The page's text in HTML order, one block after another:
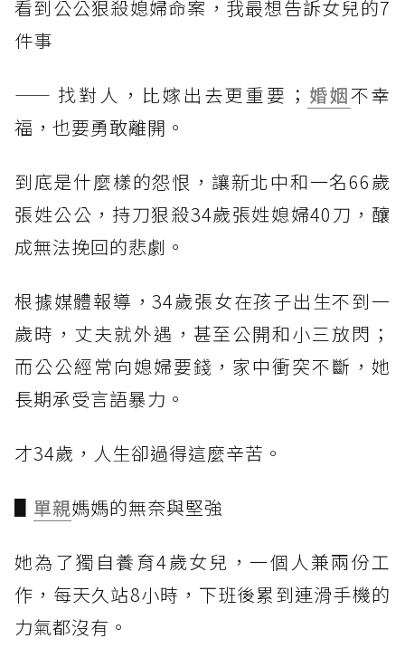
看到公公狠殺媳婦命案，我最想告訴女兒的7
件事
—— 找對人，比嫁出去更重要； 婚姻不幸
福，也要勇敢離開。
到底是什麼樣的怨恨，讓新北中和一名66歲
張姓公公，持刀狠殺34歲張姓媳婦40刀，釀
成無法挽回的悲劇。
根據媒體報導，34歲張女在孩子出生不到一
歲時，丈夫就外遇，甚至公開和小三放閃；
而公公經常向媳婦要錢，家中衝突不斷，她
長期承受言語暴力。
才34歲，人生卻過得這麼辛苦。
▋ 單親媽媽的無奈與堅強
她為了獨自養育4歲女兒，一個人兼兩份工
作，每天久站8小時，下班後累到連滑手機的
力氣都沒有。